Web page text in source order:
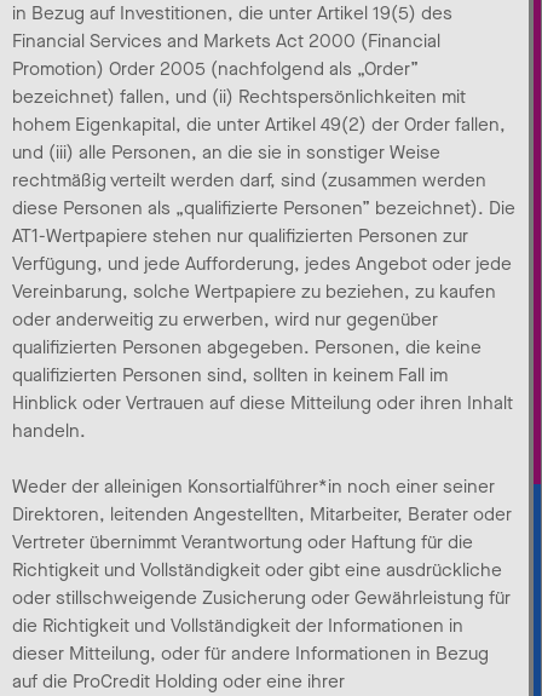
in Bezug auf Investitionen, die unter Artikel 19(5) des
Financial Services and Markets Act 2000 (Financial
Promotion) Order 2005 (nachfolgend als „Order”
bezeichnet) fallen, und (ii) Rechtspersönlichkeiten mit
hohem Eigenkapital, die unter Artikel 49(2) der Order fallen,
und (iii) alle Personen, an die sie in sonstiger Weise
rechtmäßig verteilt werden darf, sind (zusammen werden
diese Personen als „qualifizierte Personen” bezeichnet). Die
AT1-Wertpapiere stehen nur qualifizierten Personen zur
Verfügung, und jede Aufforderung, jedes Angebot oder jede
Vereinbarung, solche Wertpapiere zu beziehen, zu kaufen
oder anderweitig zu erwerben, wird nur gegenüber
qualifizierten Personen abgegeben. Personen, die keine
qualifizierten Personen sind, sollten in keinem Fall im
Hinblick oder Vertrauen auf diese Mitteilung oder ihren Inhalt
handeln.
Weder der alleinigen Konsortialführer*in noch einer seiner
Direktoren, leitenden Angestellten, Mitarbeiter, Berater oder
Vertreter übernimmt Verantwortung oder Haftung für die
Richtigkeit und Vollständigkeit oder gibt eine ausdrückliche
oder stillschweigende Zusicherung oder Gewährleistung für
die Richtigkeit und Vollständigkeit der Informationen in
dieser Mitteilung, oder für andere Informationen in Bezug
auf die ProCredit Holding oder eine ihrer